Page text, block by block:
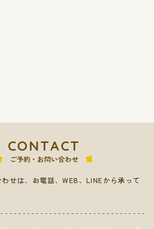
CONTACT
ご予約・お問い合わせ
せは、お電話、WEB、LINEから承って